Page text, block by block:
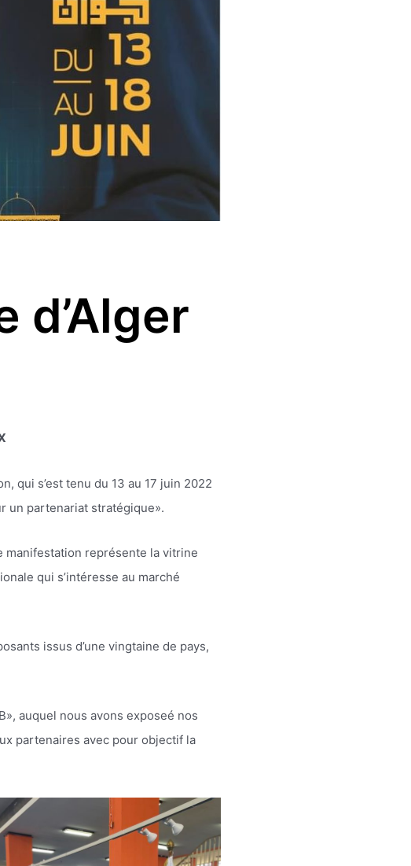
d’Alger
qui s’est tenu du 13 au 17 juin 2022
un partenariat stratégique».
manifestation représente la vitrine
qui s’intéresse au marché
issus d’une vingtaine de pays,
auquel nous avons exposeé nos
partenaires avec pour objectif la